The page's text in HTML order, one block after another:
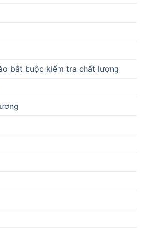
bắt buộc kiểm tra chất lượng